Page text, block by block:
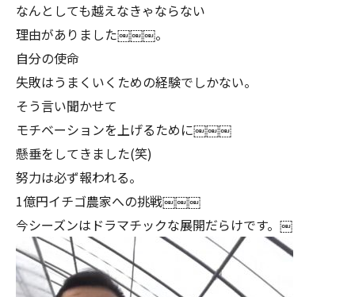
なんとしても越えなきゃならない
理由がありました￼￼￼。
自分の使命
失敗はうまくいくための経験でしかない。
そう言い聞かせて
モチベーションを上げるために￼￼￼
懸垂をしてきました(笑)
努力は必ず報われる。
1億円イチゴ農家への挑戦￼￼￼
今シーズンはドラマチックな展開だらけです。 ￼